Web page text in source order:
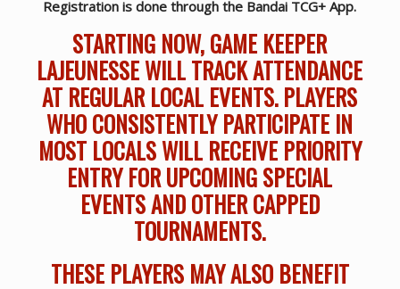
Registration is done through the Bandai TCG+ App.
STARTING NOW, GAME KEEPER
LAJEUNESSE WILL TRACK ATTENDANCE
AT REGULAR LOCAL EVENTS. PLAYERS
WHO CONSISTENTLY PARTICIPATE IN
MOST LOCALS WILL RECEIVE PRIORITY
ENTRY FOR UPCOMING SPECIAL
EVENTS AND OTHER CAPPED
TOURNAMENTS.
THESE PLAYERS MAY ALSO BENEFIT